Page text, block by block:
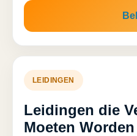
LEIDINGEN
Leidingen die
Moeten Worden